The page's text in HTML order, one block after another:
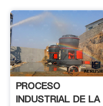
PROCESO
INDUSTRIAL DE LA